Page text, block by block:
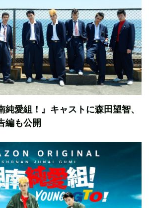
純愛組！』キャストに森田望智、
編も公開